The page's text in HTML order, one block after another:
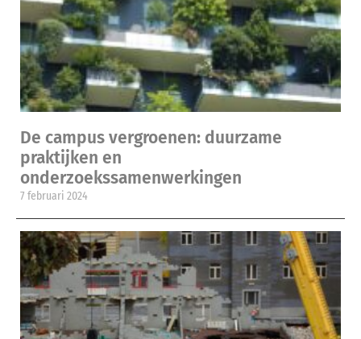
De campus vergroenen: duurzame
praktijken en
onderzoekssamenwerkingen
7 februari 2024